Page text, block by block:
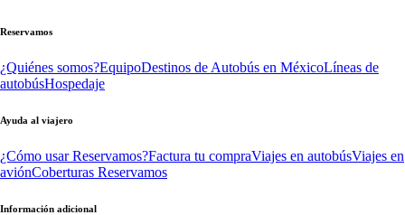
Reservamos
¿Quiénes somos?EquipoDestinos de Autobús en MéxicoLíneas de
autobúsHospedaje
Ayuda al viajero
¿Cómo usar Reservamos?Factura tu compraViajes en autobúsViajes en
aviónCoberturas Reservamos
Información adicional